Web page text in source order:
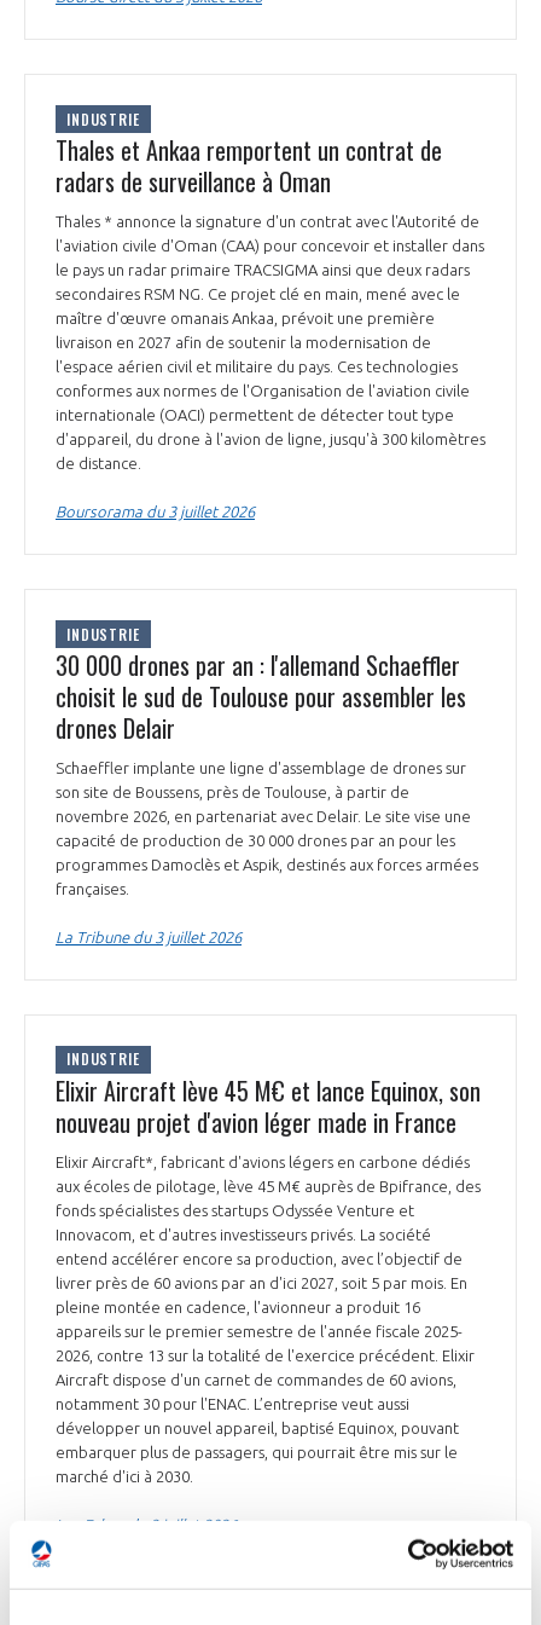
INDUSTRIE
Thales et Ankaa remportent un contrat de
radars de surveillance à Oman
Thales * annonce la signature d'un contrat avec l'Autorité de
l'aviation civile d'Oman (CAA) pour concevoir et installer dans
le pays un radar primaire TRACSIGMA ainsi que deux radars
secondaires RSM NG. Ce projet clé en main, mené avec le
maître d'œuvre omanais Ankaa, prévoit une première
livraison en 2027 afin de soutenir la modernisation de
l'espace aérien civil et militaire du pays. Ces technologies
conformes aux normes de l'Organisation de l'aviation civile
internationale (OACI) permettent de détecter tout type
d'appareil, du drone à l'avion de ligne, jusqu'à 300 kilomètres
de distance.
Boursorama du 3 juillet 2026
INDUSTRIE
30 000 drones par an : l'allemand Schaeffler
choisit le sud de Toulouse pour assembler les
drones Delair
Schaeffler implante une ligne d'assemblage de drones sur
son site de Boussens, près de Toulouse, à partir de
novembre 2026, en partenariat avec Delair. Le site vise une
capacité de production de 30 000 drones par an pour les
programmes Damoclès et Aspik, destinés aux forces armées
françaises.
La Tribune du 3 juillet 2026
INDUSTRIE
Elixir Aircraft lève 45 M€ et lance Equinox, son
nouveau projet d'avion léger made in France
Elixir Aircraft*, fabricant d'avions légers en carbone dédiés
aux écoles de pilotage, lève 45 M€ auprès de Bpifrance, des
fonds spécialistes des startups Odyssée Venture et
Innovacom, et d'autres investisseurs privés. La société
entend accélérer encore sa production, avec l’objectif de
livrer près de 60 avions par an d'ici 2027, soit 5 par mois. En
pleine montée en cadence, l'avionneur a produit 16
appareils sur le premier semestre de l'année fiscale 2025-
2026, contre 13 sur la totalité de l'exercice précédent. Elixir
Aircraft dispose d'un carnet de commandes de 60 avions,
notamment 30 pour l'ENAC. L’entreprise veut aussi
développer un nouvel appareil, baptisé Equinox, pouvant
embarquer plus de passagers, qui pourrait être mis sur le
marché d'ici à 2030.
Les Echos du 3 juillet 2026